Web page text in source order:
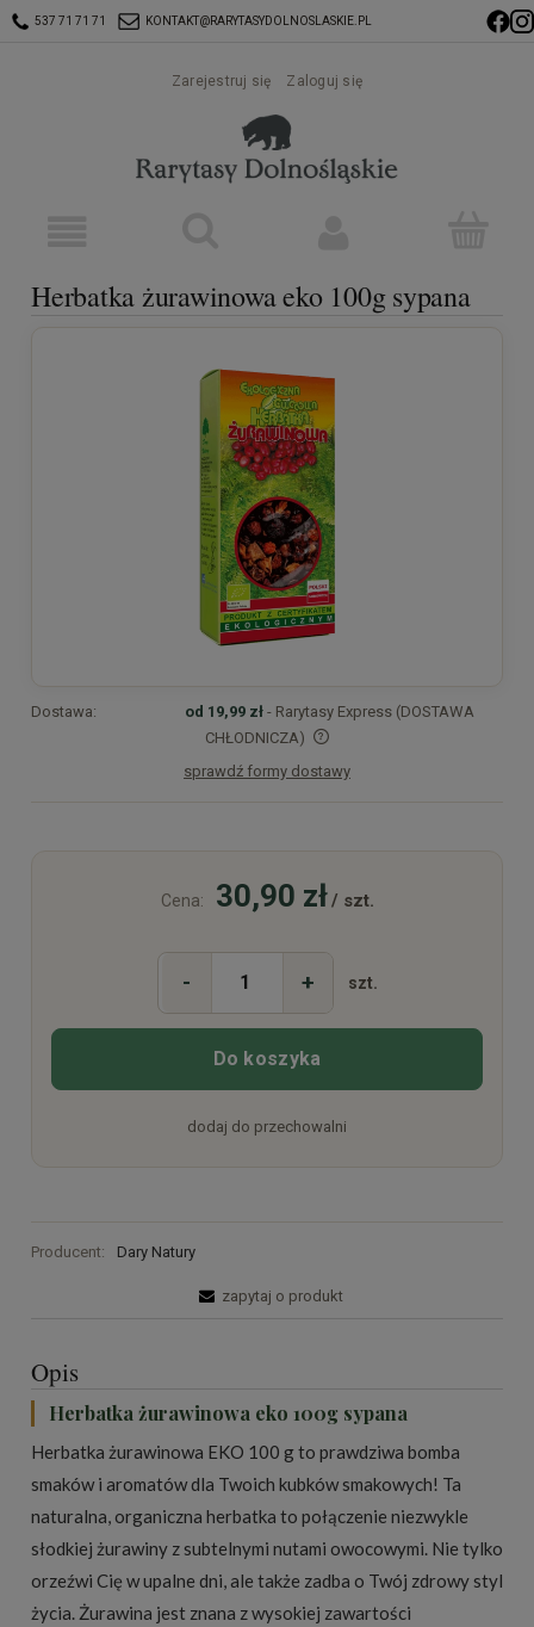
537 71 71 71 KONTAKT@RARYTASYDOLNOSLASKIE.PL
Zarejestruj się Zaloguj się
Herbatka żurawinowa eko 100g sypana
Dostawa: od 19,99 zł - Rarytasy Express (DOSTAWA
CHŁODNICZA)
Cena nie zawiera ewentualnych kosztów płatności
sprawdź formy dostawy
Cena: 30,90 zł/ szt.
- + szt.
Do koszyka
dodaj do przechowalni
Producent: Dary Natury
zapytaj o produkt
Opis
Herbatka żurawinowa eko 100g sypana
Herbatka żurawinowa EKO 100 g to prawdziwa bomba
smaków i aromatów dla Twoich kubków smakowych! Ta
naturalna, organiczna herbatka to połączenie niezwykle
słodkiej żurawiny z subtelnymi nutami owocowymi. Nie tylko
orzeźwi Cię w upalne dni, ale także zadba o Twój zdrowy styl
życia. Żurawina jest znana z wysokiej zawartości